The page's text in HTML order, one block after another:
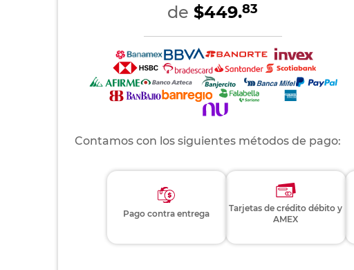
de $449.83
Contamos con los siguientes métodos de pago:
Pago contra entrega
Tarjetas de crédito débito y
AMEX